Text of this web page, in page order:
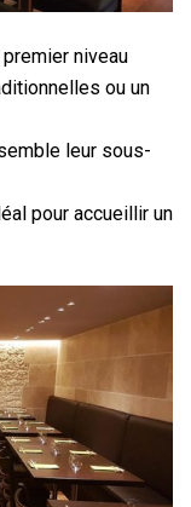
niveau
ou un
leur sous-
pour accueillir un